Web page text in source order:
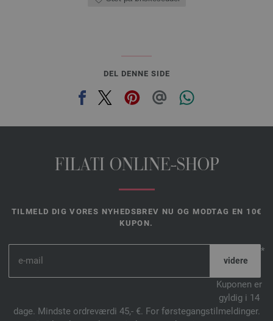
DEL DENNE SIDE
FILATI ONLINE-SHOP
TILMELD DIG VORES NYHEDSBREV NU OG MODTAG EN 10€
KUPON.
*
Kuponen er
gyldig i 14
dage. Mindste ordreværdi 45,- €. For førstegangstilmeldinger.